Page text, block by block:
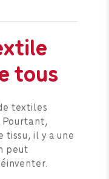
tous
textiles
Pourtant,
il y a une
peut